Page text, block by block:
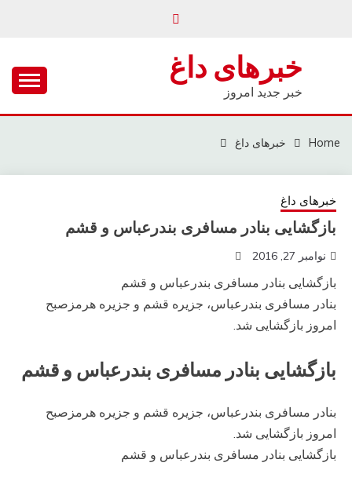
خبرهای داغ
خبر جدید امروز
Home خبرهای داغ
خبرهای داغ
بازگشایی بنادر مسافری بندرعباس و قشم
نوامبر 27, 2016
بازگشایی بنادر مسافری بندرعباس و قشم
بنادر مسافری بندرعباس، جزیره قشم و جزیره هرمزصبح
امروز بازگشایی شد.
بازگشایی بنادر مسافری بندرعباس و قشم
بنادر مسافری بندرعباس، جزیره قشم و جزیره هرمزصبح
امروز بازگشایی شد.
بازگشایی بنادر مسافری بندرعباس و قشم